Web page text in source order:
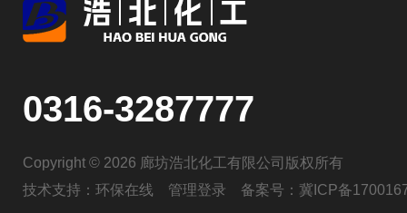
0316-3287777
Copyright © 2026 廊坊浩北化工有限公司版权所有
技术支持： 环保在线 管理登录 备案号： 冀ICP备